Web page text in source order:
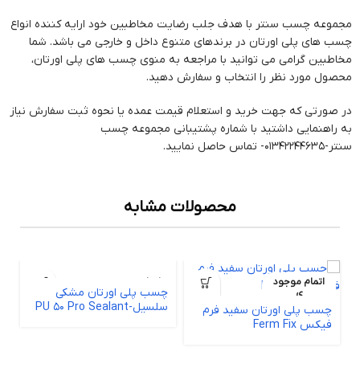
مجموعه چسب سنتر با هدف جلب رضایت مخاطبین خود ارایه کننده انواع
چسب های پلی اورتان در برندهای متنوع داخل و خارجی می باشد. شما
مخاطبین گرامی می توانید با مراجعه به منوی چسب های پلی اورتان،
محصول مورد نظر را انتخاب و سفارش دهید.
در صورتی که جهت خرید و استعلام قیمت عمده یا نحوه ثبت سفارش نیاز
به راهنمایی داشتید با شماره پشتیبانی مجموعه چسب
سنتر-01342244635- تماس حاصل نمایید.
محصولات مشابه
اتمام موجود
ی
چسب پلی اورتان سفید فرم
فیکس Ferm Fix
اتمام موجود
ی
چسب پلی اورتان مشکی
سلسیل-PU 50 Pro Sealant